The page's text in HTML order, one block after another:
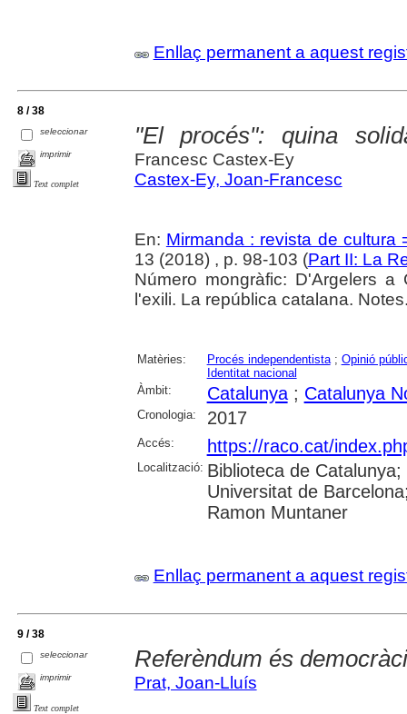
Enllaç permanent a aquest
8 / 38
seleccionar
imprimir
Text complet
"El procés": quina
Francesc Castex-Ey
Castex-Ey, Joan-Francesc
En: Mirmanda : revista de cultura
13 (2018) , p. 98-103 (Part II: La
Número mongràfic: D'Argelers
l'exili. La república catalana.
Matèries: Procés independentista; Opinió
Identitat nacional
Àmbit:
Catalunya; Catalunya
Cronologia: 2017
Accés: https://raco.cat/
Localització: Biblioteca de
Universitat de
Ramon Muntaner
Enllaç permanent a aquest
9 / 38
seleccionar
imprimir
Text complet
Referèndum és
Prat, Joan-Lluís